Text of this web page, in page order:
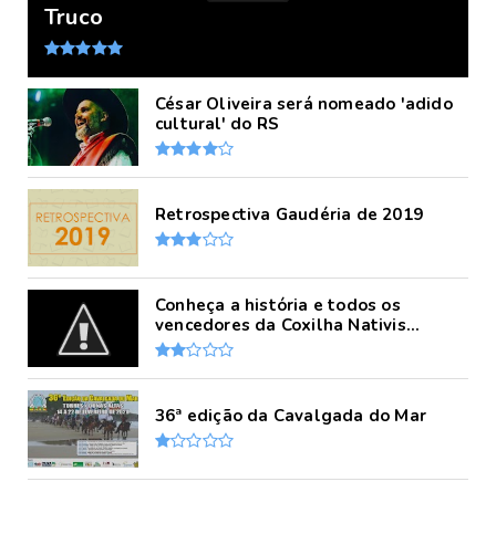
Truco
César Oliveira será nomeado 'adido
cultural' do RS
Retrospectiva Gaudéria de 2019
Conheça a história e todos os
vencedores da Coxilha Nativis...
36ª edição da Cavalgada do Mar